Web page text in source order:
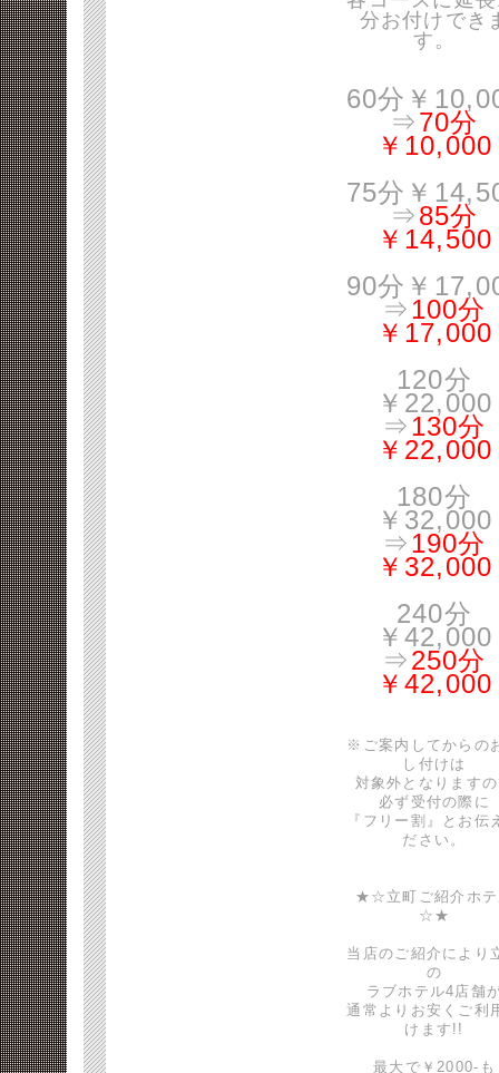
分お付けでき
す。
60分￥
⇒70分
￥10,000
75分￥
⇒85分
￥14,500
90分￥
⇒100分
￥17,000
120分
￥22,000
⇒130分
￥22,000
180分
￥32,000
⇒190分
￥32,000
240分
￥42,000
⇒250分
￥42,000
※ご案内してからの
し付けは
対象外となります
必ず受付の際に
『フリー割』とお伝
ださい。
★☆立町ご紹介ホ
☆★
当店のご紹介により
の
ラブホテル4店舗
通常よりお安くご利
けます!!
最大で￥2000-も